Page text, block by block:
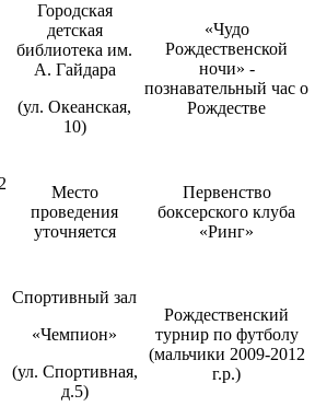
Городская
детская
библиотека им.
А. Гайдара
(ул. Океанская,
10)
«Чудо
Рождественской
ночи» -
познавательный час о
Рождестве
Место
проведения
уточняется
Первенство
боксерского клуба
«Ринг»
Спортивный зал
«Чемпион»
(ул. Спортивная,
д.5)
Рождественский
турнир по футболу
(мальчики 2009-2012
г.р.)